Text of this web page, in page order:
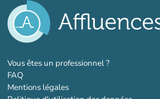
Vous êtes un professionnel ?(nouvel onglet)
FAQ
Mentions légales